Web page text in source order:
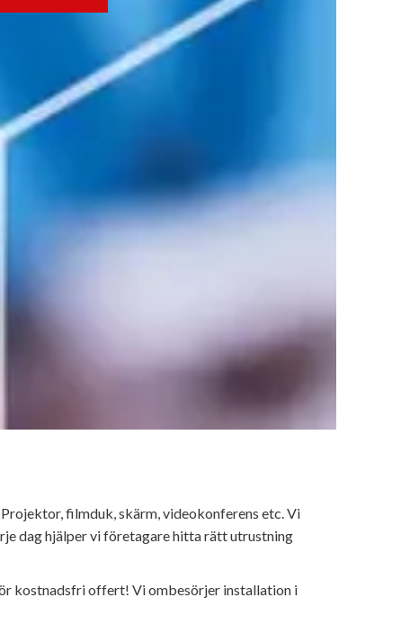
filmduk, skärm, videokonferens etc. Vi
dag hjälper vi företagare hitta rätt utrustning
kostnadsfri offert! Vi ombesörjer installation i